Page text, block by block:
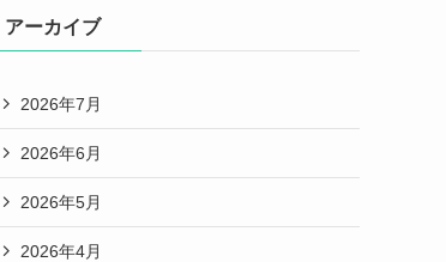
アーカイブ
2026年7月
2026年6月
2026年5月
2026年4月